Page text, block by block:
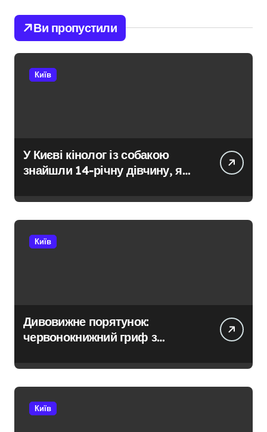
Ви пропустили
Київ
У Києві кінолог із собакою
знайшли 14-річну дівчину, яка
конфлікту
Київ
Дивовижне порятунок:
червонокнижний гриф з
after мандрівки на Київщині
Київ